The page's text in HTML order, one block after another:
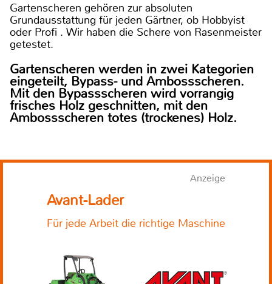
Gartenscheren gehören zur absoluten
Grundausstattung für jeden Gärtner, ob Hobbyist
oder Profi . Wir haben die Schere von Rasenmeister
getestet.
Gartenscheren werden in zwei Kategorien
eingeteilt, Bypass- und Ambossscheren.
Mit den Bypassscheren wird vorrangig
frisches Holz geschnitten, mit den
Ambossscheren totes (trockenes) Holz.
Anzeige
Avant-Lader
Für jede Arbeit die richtige Maschine